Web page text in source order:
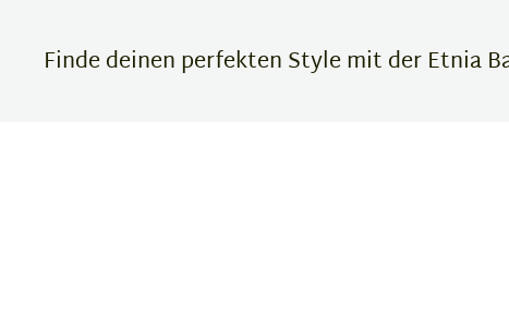
Finde deinen perfekten Style mit der Etnia